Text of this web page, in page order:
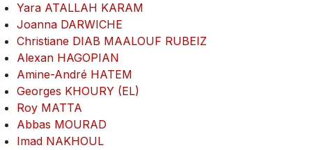
Yara ATALLAH KARAM
Joanna DARWICHE
Christiane DIAB MAALOUF RUBEIZ
Alexan HAGOPIAN
Amine-André HATEM
Georges KHOURY (EL)
Roy MATTA
Abbas MOURAD
Imad NAKHOUL